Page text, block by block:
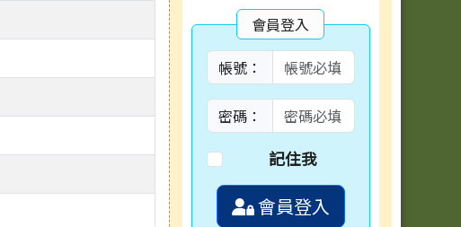
會員登入
帳號：
密碼：
記住我
會員登入